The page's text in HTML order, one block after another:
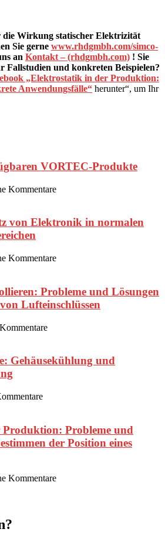
die Wirkung statischer Elektrizität
Sie gerne www.rhdgmbh.com/simco-
an Kontakt – (rhdgmbh.com) ! Sie
Fallstudien und konkreten Beispielen?
„Elektrostatik in der Produktion:
Anwendungsfälle“ herunter“, um Ihr
VORTEC-Produkte
Kommentare
von Elektronik in normalen
Kommentare
Probleme und Lösungen
Lufteinschlüssen
Gehäusekühlung und
Probleme und
der Position eines
Kommentare